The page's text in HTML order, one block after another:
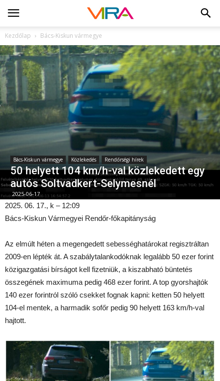
Kezdőlap Bács-Kiskun vármegye
Bács-Kiskun vármegye Közlekedés Rendőrségi hírek
50 helyett 104 km/h-val közlekedett egy
autós Soltvadkert-Selymesnél
2025-06-17
2025. 06. 17., k – 12:09
Bács-Kiskun Vármegyei Rendőr-főkapitányság
Az elmúlt héten a megengedett sebességhatárokat regisztráltan
2009-en lépték át. A szabálytalankodóknak legalább 50 ezer forint
közigazgatási bírságot kell fizetniük, a kiszabható büntetés
összegének maximuma pedig 468 ezer forint. A top gyorshajtók
140 ezer forintról szóló csekket fognak kapni: ketten 50 helyett
104-el mentek, a harmadik sofőr pedig 90 helyett 163 km/h-val
hajtott.